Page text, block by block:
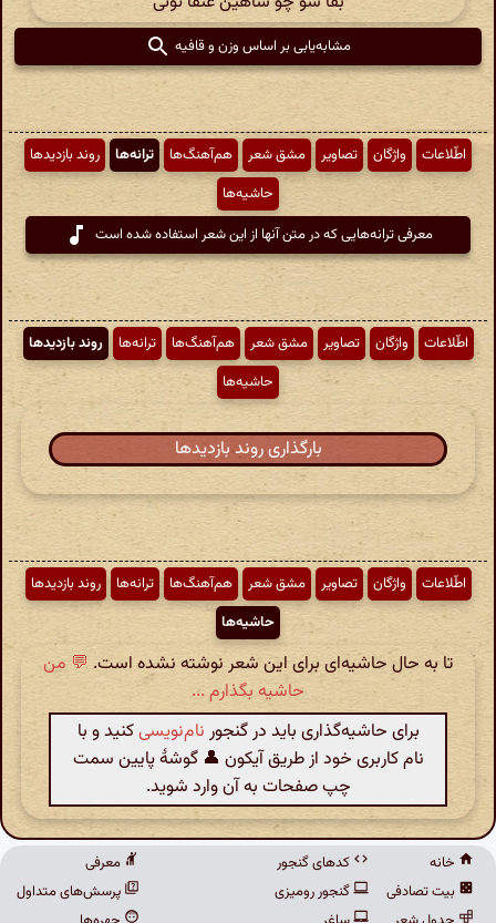
مشابه‌یابی بر اساس وزن و قافیه
اطّلاعات واژگان تصاویر مشق شعر هم‌آهنگ‌ها ترانه‌ها
روند بازدیدها
حاشیه‌ها
معرفی ترانه‌هایی که در متن آنها از این شعر استفاده شده است
اطّلاعات واژگان تصاویر مشق شعر هم‌آهنگ‌ها ترانه‌ها
روند بازدیدها
حاشیه‌ها
بارگذاری روند بازدیدها
اطّلاعات واژگان تصاویر مشق شعر هم‌آهنگ‌ها ترانه‌ها
روند بازدیدها
حاشیه‌ها
تا به حال حاشیه‌ای برای این شعر نوشته نشده است. 💬 من
حاشیه بگذارم ...
برای حاشیه‌گذاری باید در گنجور نام‌نویسیکنید و با
نام کاربری خود از طریق آیکون 👤 گوشهٔ پایین سمت
چپ صفحات به آن وارد شوید.
خانه
بیت تصادفی
کدهای گنجور
گنجور رومیزی
معرفی
پرسش‌های متداول